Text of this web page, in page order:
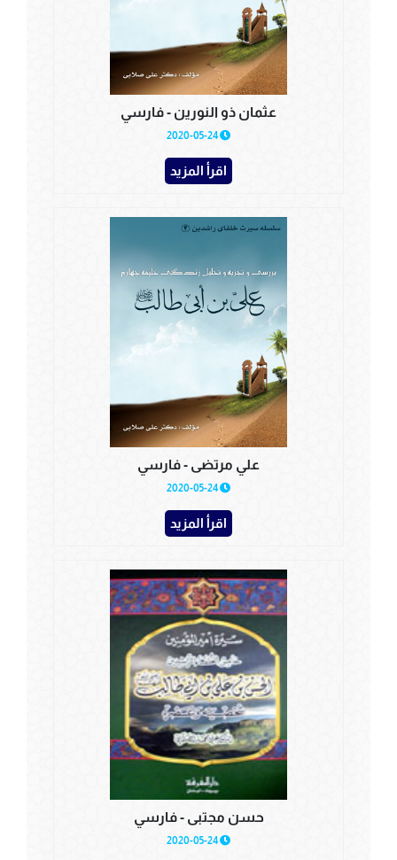
عثمان ذو النورين - فارسي
2020-05-24
اقرأ المزيد
علي مرتضى - فارسي
2020-05-24
اقرأ المزيد
حسن مجتبى - فارسي
2020-05-24